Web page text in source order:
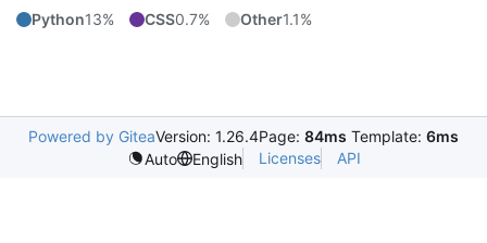
Python13% CSS0.7% Other1.1%
Powered by GiteaVersion: 1.26.4Page: 84ms Template: 6ms
Auto
English Licenses API